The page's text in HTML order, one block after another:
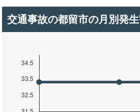
交通事故の都留市の月別発